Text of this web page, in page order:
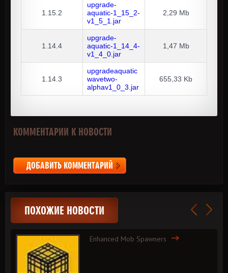
1.15.2
upgrade-
aquatic-1_15_2-
v1_5_1.jar
2,29 Mb
1.14.4
upgrade-
aquatic-1_14_4-
v1_4_0.jar
1,47 Mb
1.14.3
upgradeaquatic
wavetwo-
alphav1_0_3.jar
655,33 Kb
КОММЕНТАРИИ К НОВОСТИ
ДОБАВИТЬ КОММЕНТАРИЙ
ПОХОЖИЕ НОВОСТИ
Enhanced Mob Spawners